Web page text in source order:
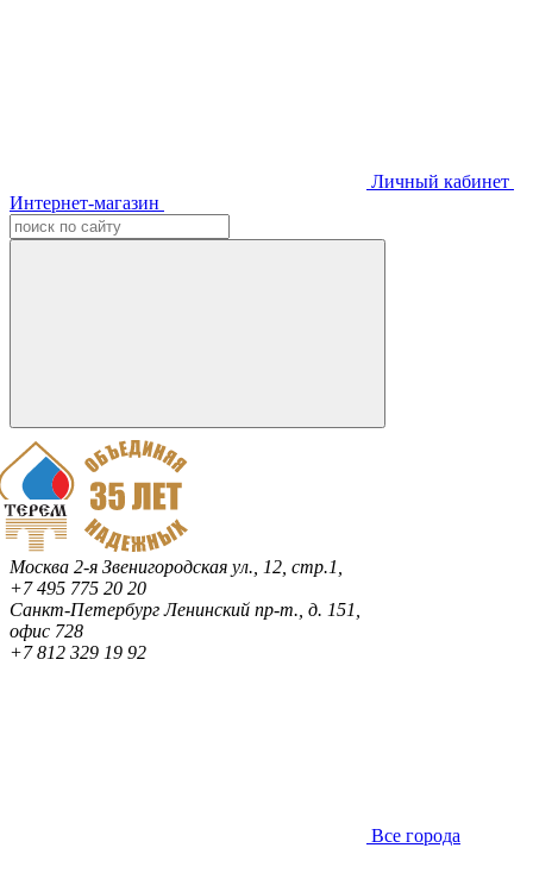
Личный кабинет
Интернет-магазин
Москва 2-я Звенигородская ул., 12, стр.1,
+7 495 775 20 20
Санкт-ПетербургЛенинский пр-т., д. 151,
офис 728
+7 812 329 19 92
Все города